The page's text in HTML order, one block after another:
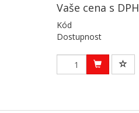
Vaše cena s DPH
Kód
Dostupnost